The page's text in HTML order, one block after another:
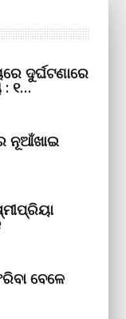
ଦୁର୍ଘଟଣାରେ
୧…
ନୂଆଁଖାଇ
ବେଳେ